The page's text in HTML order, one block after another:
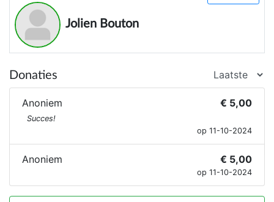
Jolien Bouton
Donaties
Anoniem € 5,00
Succes!
op 11-10-2024
Anoniem € 5,00
op 11-10-2024